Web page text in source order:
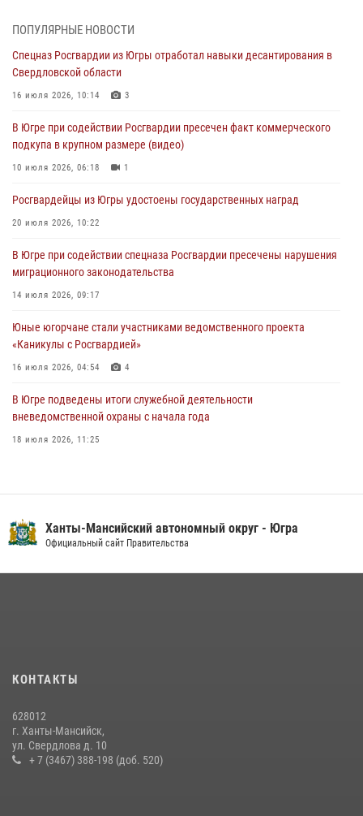
Военнослужащие Росгвардии сбили дрон-разведчик ВСУ на южном
направлении
Офицеры Росгвардии и ветераны войск правопорядка почтили
память генерала армии Ивана Кирилловича Яковлева
В Югре при силовой поддержке ОМОН Росгвардии задержаны
06 августа 2026, 09:07 2 1
Урайский отдел вневедомственной охраны Росгвардии отмечает
05 августа 2026, 12:01 3
ПОПУЛЯРНЫЕ НОВОСТИ
Спецназ Росгвардии из Югры отработал навыки десантирования в
Свердловской области
16 июля 2026, 10:14 3
В Югре при содействии Росгвардии пресечен факт коммерческого
подкупа в крупном размере (видео)
10 июля 2026, 06:18 1
Росгвардейцы из Югры удостоены государственных наград
20 июля 2026, 10:22
В Югре при содействии спецназа Росгвардии пресечены нарушения
миграционного законодательства
14 июля 2026, 09:17
Юные югорчане стали участниками ведомственного проекта
«Каникулы с Росгвардией»
16 июля 2026, 04:54 4
В Югре подведены итоги служебной деятельности
вневедомственной охраны с начала года
18 июля 2026, 11:25
На Урале Росгвардия провела дни открытых дверей и
11 июля 2026, 12:26
Ханты-Мансийский автономный округ - Югра
Официальный сайт Правительства
КОНТАКТЫ
628012
г. Ханты-Мансийск,
ул. Свердлова д. 10
+ 7 (3467) 388-198 (доб. 520)